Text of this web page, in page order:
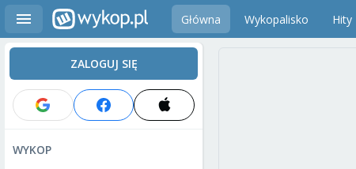
Główna Wykopalisko Hity
ZALOGUJ SIĘ
WYKOP